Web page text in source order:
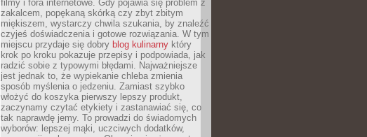
filmy i fora internetowe. Gdy pojawia się problem z
zakalcem, popękaną skórką czy zbyt zbitym
miękiszem, wystarczy chwila szukania, by znaleźć
czyjeś doświadczenia i gotowe rozwiązania. W tym
miejscu przydaje się dobry blog kulinarny który
krok po kroku pokazuje przepisy i podpowiada, jak
radzić sobie z typowymi błędami. Najważniejsze
jest jednak to, że wypiekanie chleba zmienia
sposób myślenia o jedzeniu. Zamiast szybko
włożyć do koszyka pierwszy lepszy produkt,
zaczynamy czytać etykiety i zastanawiać się, co
tak naprawdę jemy. To prowadzi do świadomych
wyborów: lepszej mąki, uczciwych dodatków,